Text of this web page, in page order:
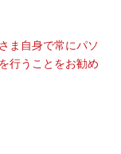
ま自身で常にパソ
行うことをお勧め